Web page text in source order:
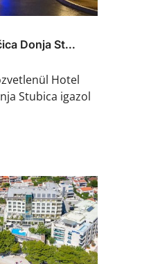
Donja St...
Hotel
Stubica igazol